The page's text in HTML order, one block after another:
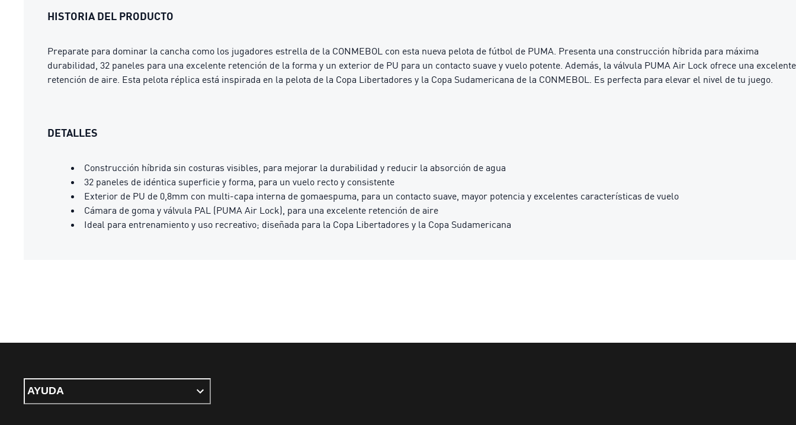
HISTORIA DEL PRODUCTO
Preparate para dominar la cancha como los jugadores estrella de la CONMEBOL con esta nueva pelota de fútbol de PUMA. Presenta una construcción híbrida para máxima
durabilidad, 32 paneles para una excelente retención de la forma y un exterior de PU para un contacto suave y vuelo potente. Además, la válvula PUMA Air Lock ofrece una excelente
retención de aire. Esta pelota réplica está inspirada en la pelota de la Copa Libertadores y la Copa Sudamericana de la CONMEBOL. Es perfecta para elevar el nivel de tu juego.
DETALLES
Construcción híbrida sin costuras visibles, para mejorar la durabilidad y reducir la absorción de agua
32 paneles de idéntica superficie y forma, para un vuelo recto y consistente
Exterior de PU de 0,8mm con multi-capa interna de gomaespuma, para un contacto suave, mayor potencia y excelentes características de vuelo
Cámara de goma y válvula PAL (PUMA Air Lock), para una excelente retención de aire
Ideal para entrenamiento y uso recreativo; diseñada para la Copa Libertadores y la Copa Sudamericana
AYUDA